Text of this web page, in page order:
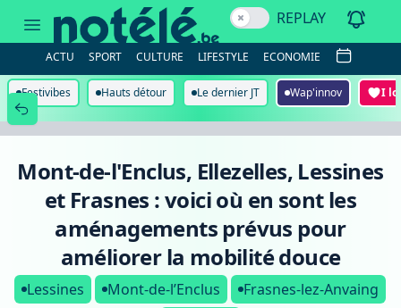
l'Enclus,
Ellezelles,
et
Frasnes
voici
où
sont
aménagements
douce
REPLAY
ACTU SPORT CULTURE LIFESTYLE ECONOMIE
Festivibes Hauts détour Le dernier JT Wap'innov I
Mont-de-l'Enclus, Ellezelles, Lessines
et Frasnes : voici où en sont les
aménagements prévus pour
améliorer la mobilité douce
Lessines Mont-de-l’Enclus
Frasnes-lez-Anvaing